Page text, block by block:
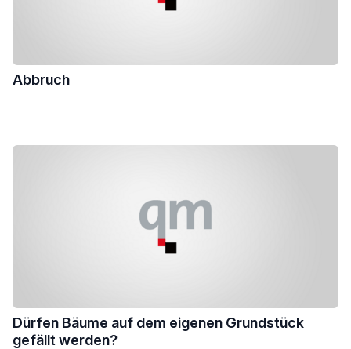
Abbruch
Dürfen Bäume auf dem eigenen Grundstück
gefällt werden?